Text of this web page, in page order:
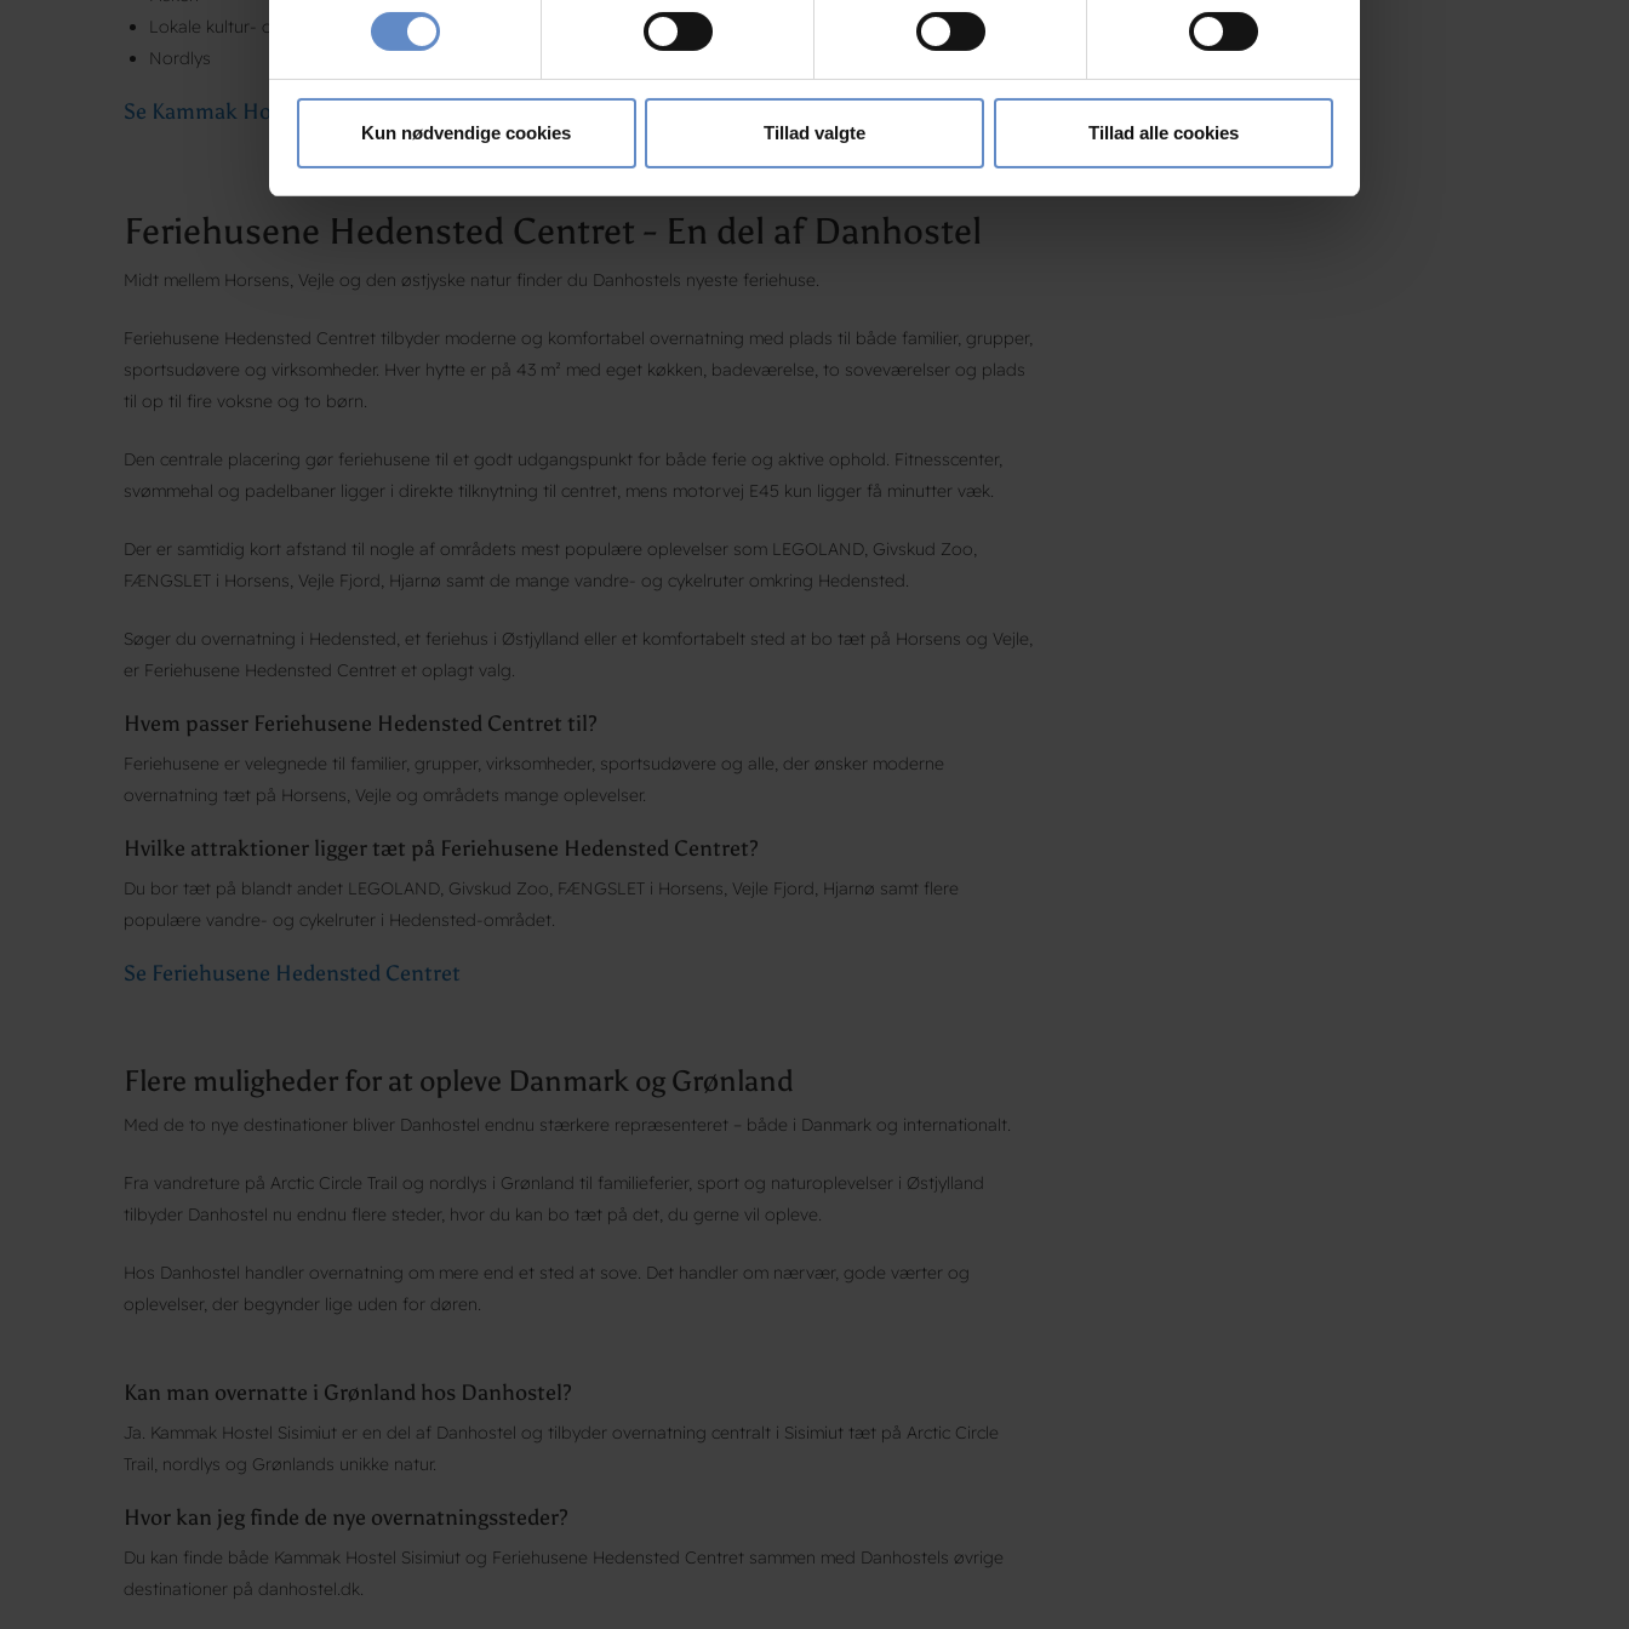
Dine valg anvendes på hele websitet.
Vi bruger cookies til at tilpasse vores indhold og annoncer, til at vise dig funktioner til sociale medier og til at analysere
vores trafik. Vi deler også oplysninger om din brug af vores hjemmeside med vores partnere inden for sociale medier,
Kun nødvendige cookies Tillad valgte Tillad alle cookies
Lokale kultur- og madoplevelser
Nordlys
Se Kammak Hostel Sisimiut
Feriehusene Hedensted Centret - En del af Danhostel
Midt mellem Horsens, Vejle og den østjyske natur finder du Danhostels nyeste feriehuse.
Feriehusene Hedensted Centret tilbyder moderne og komfortabel overnatning med plads til både familier, grupper,
sportsudøvere og virksomheder. Hver hytte er på 43 m² med eget køkken, badeværelse, to soveværelser og plads
til op til fire voksne og to børn.
Den centrale placering gør feriehusene til et godt udgangspunkt for både ferie og aktive ophold. Fitnesscenter,
svømmehal og padelbaner ligger i direkte tilknytning til centret, mens motorvej E45 kun ligger få minutter væk.
Der er samtidig kort afstand til nogle af områdets mest populære oplevelser som LEGOLAND, Givskud Zoo,
FÆNGSLET i Horsens, Vejle Fjord, Hjarnø samt de mange vandre- og cykelruter omkring Hedensted.
Søger du overnatning i Hedensted, et feriehus i Østjylland eller et komfortabelt sted at bo tæt på Horsens og Vejle,
er Feriehusene Hedensted Centret et oplagt valg.
Hvem passer Feriehusene Hedensted Centret til?
Feriehusene er velegnede til familier, grupper, virksomheder, sportsudøvere og alle, der ønsker moderne
overnatning tæt på Horsens, Vejle og områdets mange oplevelser.
Hvilke attraktioner ligger tæt på Feriehusene Hedensted Centret?
Du bor tæt på blandt andet LEGOLAND, Givskud Zoo, FÆNGSLET i Horsens, Vejle Fjord, Hjarnø samt flere
populære vandre- og cykelruter i Hedensted-området.
Se Feriehusene Hedensted Centret
Flere muligheder for at opleve Danmark og Grønland
Med de to nye destinationer bliver Danhostel endnu stærkere repræsenteret – både i Danmark og internationalt.
Fra vandreture på Arctic Circle Trail og nordlys i Grønland til familieferier, sport og naturoplevelser i Østjylland
tilbyder Danhostel nu endnu flere steder, hvor du kan bo tæt på det, du gerne vil opleve.
Hos Danhostel handler overnatning om mere end et sted at sove. Det handler om nærvær, gode værter og
oplevelser, der begynder lige uden for døren.
Kan man overnatte i Grønland hos Danhostel?
Ja. Kammak Hostel Sisimiut er en del af Danhostel og tilbyder overnatning centralt i Sisimiut tæt på Arctic Circle
Trail, nordlys og Grønlands unikke natur.
Hvor kan jeg finde de nye overnatningssteder?
Du kan finde både Kammak Hostel Sisimiut og Feriehusene Hedensted Centret sammen med Danhostels øvrige
destinationer på danhostel.dk.